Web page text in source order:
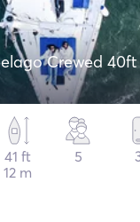
Crewed 40ft
41 ft
12 m
5